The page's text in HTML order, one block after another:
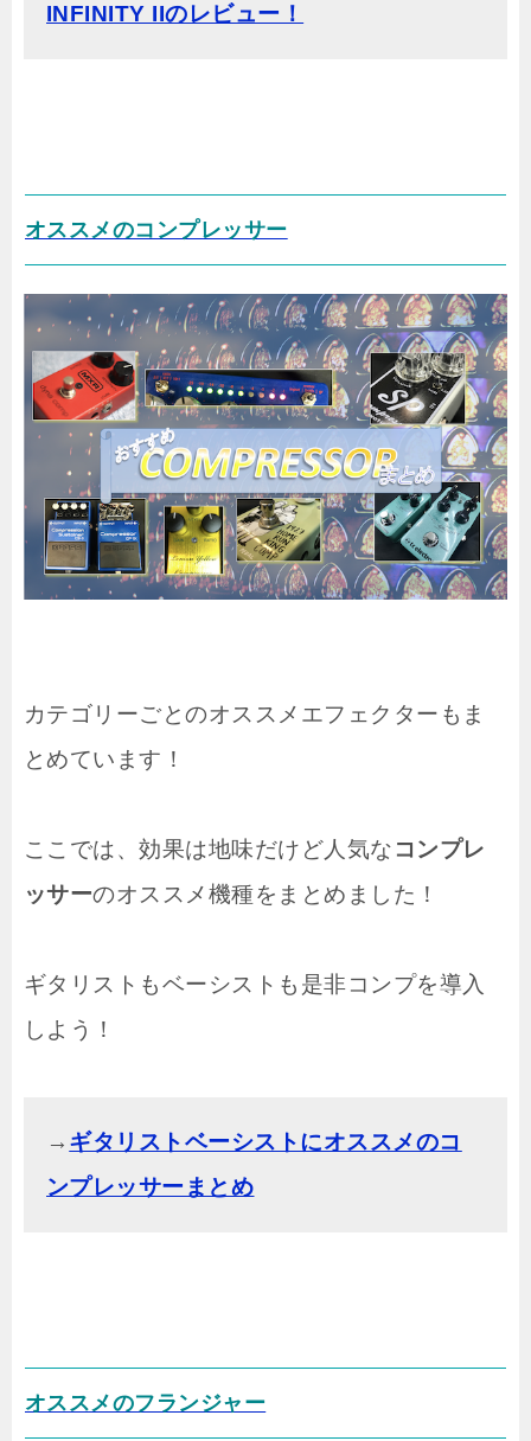
INFINITY IIのレビュー！
オススメのコンプレッサー
カテゴリーごとのオススメエフェクターもま
とめています！
ここでは、効果は地味だけど人気な コンプレ
ッサーのオススメ機種をまとめました！
ギタリストもベーシストも是非コンプを導入
しよう！
→ ギタリストベーシストにオススメのコ
ンプレッサーまとめ
オススメのフランジャー